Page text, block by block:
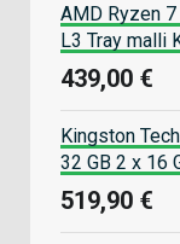
AMD Ryzen
L3 Tray malli
439,00 €
Kingston
32 GB 2 x 16
519,90 €